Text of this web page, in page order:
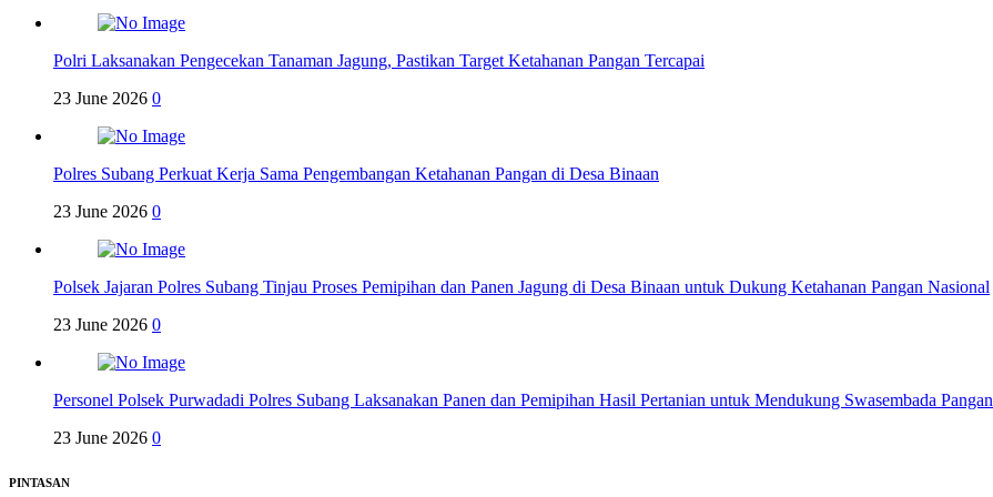
Polri Laksanakan Pengecekan Tanaman Jagung, Pastikan Target Ketahanan Pangan Tercapai
23 June 2026 0
Polres Subang Perkuat Kerja Sama Pengembangan Ketahanan Pangan di Desa Binaan
23 June 2026 0
Polsek Jajaran Polres Subang Tinjau Proses Pemipihan dan Panen Jagung di Desa Binaan untuk Dukung Ketahanan Pangan Nasional
23 June 2026 0
Personel Polsek Purwadadi Polres Subang Laksanakan Panen dan Pemipihan Hasil Pertanian untuk Mendukung Swasembada Pangan
23 June 2026 0
PINTASAN